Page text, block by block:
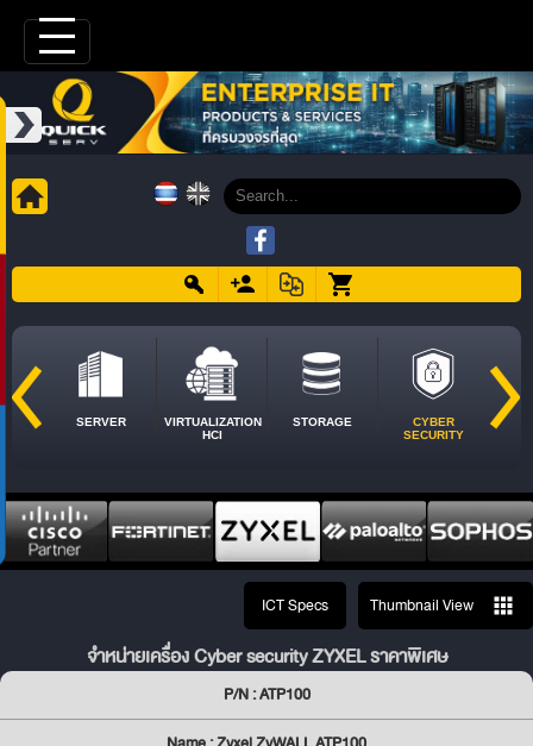
SERVER
VIRTUALIZATION
HCI
STORAGE
CYBER
SECURITY
ICT Specs Thumbnail View
จำหน่ายเครื่อง Cyber security ZYXEL ราคาพิเศษ
P/N : ATP100